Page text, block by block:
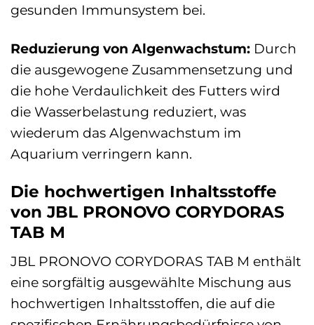
gesunden Immunsystem bei.
Reduzierung von Algenwachstum: Durch
die ausgewogene Zusammensetzung und
die hohe Verdaulichkeit des Futters wird
die Wasserbelastung reduziert, was
wiederum das Algenwachstum im
Aquarium verringern kann.
Die hochwertigen Inhaltsstoffe
von JBL PRONOVO CORYDORAS
TAB M
JBL PRONOVO CORYDORAS TAB M enthält
eine sorgfältig ausgewählte Mischung aus
hochwertigen Inhaltsstoffen, die auf die